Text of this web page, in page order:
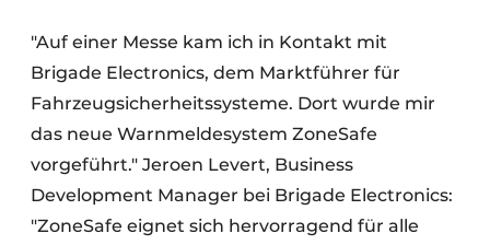
"Auf einer Messe kam ich in Kontakt mit
Brigade Electronics, dem Marktführer für
Fahrzeugsicherheitssysteme. Dort wurde mir
das neue Warnmeldesystem ZoneSafe
vorgeführt." Jeroen Levert, Business
Development Manager bei Brigade Electronics:
"ZoneSafe eignet sich hervorragend für alle